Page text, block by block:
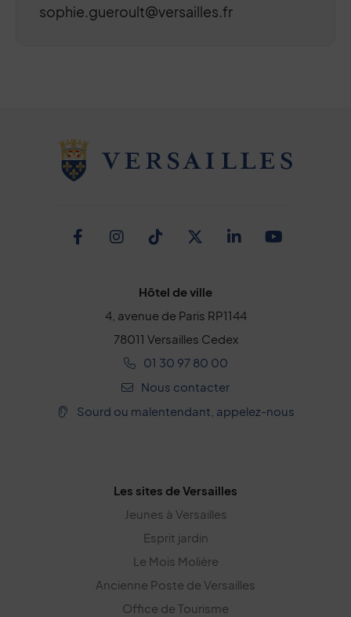
sophie.gueroult@versailles.fr
Facebook
Instagram
TikTokTwitter
Linkedin
Hôtel de ville
4, avenue de Paris RP1144
78011 Versailles Cedex
01 30 97 80 00
Nous contacter
Sourd ou malentendant, appelez-nous
Les sites de Versailles
Jeunes à Versailles
Esprit jardin
Le Mois Molière
Ancienne Poste de Versailles
Office de Tourisme